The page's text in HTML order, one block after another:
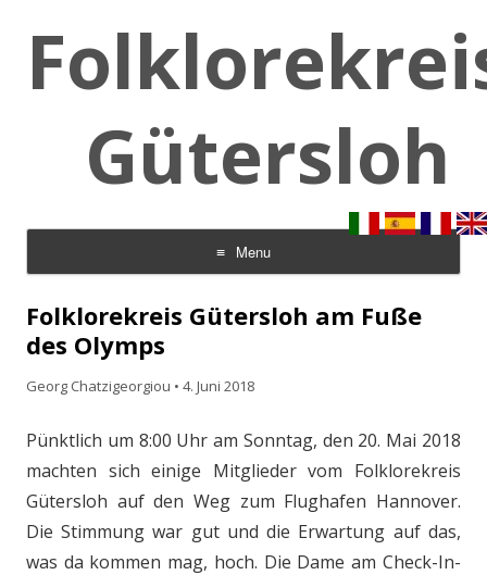
Gütersloh
Menu
Skip to content
Folklorekreis Gütersloh am Fuße
des Olymps
Georg Chatzigeorgiou • 4. Juni 2018
Pünktlich um 8:00 Uhr am Sonntag, den 20. Mai 2018
machten sich einige Mitglieder vom Folklorekreis
Gütersloh auf den Weg zum Flughafen Hannover.
Die Stimmung war gut und die Erwartung auf das,
was da kommen mag, hoch. Die Dame am Check-In-